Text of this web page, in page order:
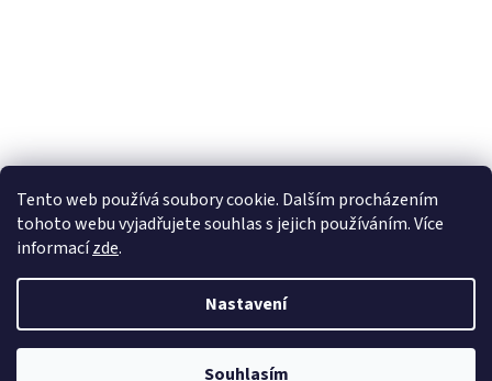
Tento web používá soubory cookie. Dalším procházením
tohoto webu vyjadřujete souhlas s jejich používáním. Více
informacízde.
Nastavení
Souhlasím
Copyright 2026GoFresh | Zdravé a čerstvé BIO potraviny.
Všechna práva vyhrazena.Upravit nastavení cookies